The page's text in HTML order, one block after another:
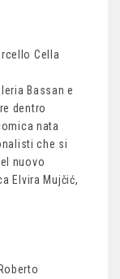
Cella
Bassan e
dentro
nata
che si
nuovo
Elvira Mujčić,